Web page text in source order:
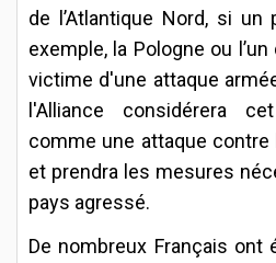
de l’Atlantique Nord, si
exemple, la Pologne ou
victime d'une attaque
l'Alliance considérera
comme une attaque
et prendra les mesures
pays agressé.
De nombreux Français ont